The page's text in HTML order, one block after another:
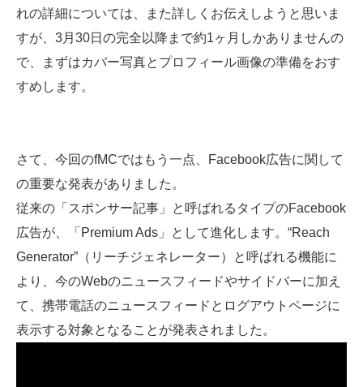
れの詳細については、また詳しくお伝えしようと思いま
すが、3月30日の完全以降まで約1ヶ月しかありませんの
で、まずはカバー写真とプロフィール画像の準備をおす
すめします。
さて、今回のfMCではもう一点、Facebook広告に関して
の重要な発表がありました。
従来の「スポンサー記事」と呼ばれるタイプのFacebook
広告が、「Premium Ads」として進化します。“Reach
Generator”（リーチジェネレーター）と呼ばれる機能に
より、今のWebのニュースフィードやサイドバーに加え
て、携帯電話のニュースフィードとログアウトページに
表示する対象となることが発表されました。